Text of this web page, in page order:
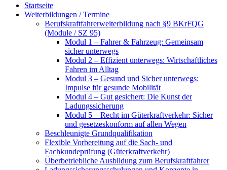
Startseite
Weiterbildungen / Termine
Berufskraftfahrer­weiterbildung nach §9 BKrFQG
(Module / SZ 95)
Modul 1 – Fahrer & Fahrzeug: Gemeinsam
sicher unterwegs
Modul 2 – Effizient unterwegs: Wirtschaftliches
Fahren im Alltag
Modul 3 – Gesund und Sicher unterwegs:
Impulse für gesunde Mobilität
Modul 4 – Gut gesichert: Die Kunst der
Ladungssicherung
Modul 5 – Recht im Güterkraftverkehr: Sicher
und gesetzeskonform auf allen Wegen
Beschleunigte Grundqualifikation
Flexible Vorbereitung auf die Sach- und
Fachkundeprüfung (Güterkraftverkehr)
Überbetriebliche Ausbildung zum Berufskraftfahrer